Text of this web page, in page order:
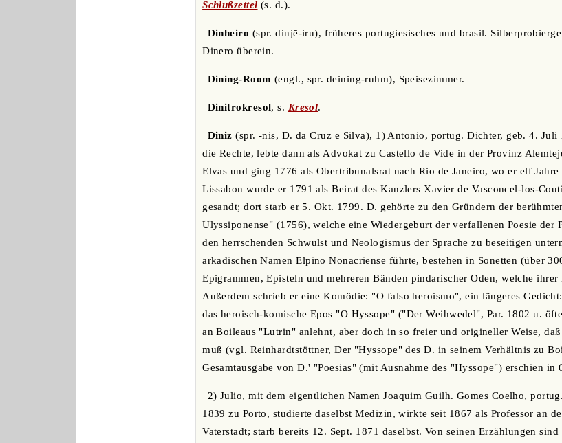
Schlußzettel (s. d.).
Dinheiro (spr. dinjē-iru), früheres portugiesisches und brasil.
Dinero überein.
Dining-Room (engl., spr. deining-ruhm), Speisezimmer.
Dinitrokresol, s. Kresol.
Diniz (spr. -nis, D. da Cruz e Silva), 1) Antonio, portug. Dichter, geb. 4.
die Rechte, lebte dann als Advokat zu Castello de Vide in der Provinz
Elvas und ging 1776 als Obertribunalsrat nach Rio de Janeiro, wo er elf
Lissabon wurde er 1791 als Beirat des Kanzlers Xavier de Vasconcel-los-
gesandt; dort starb er 5. Okt. 1799. D. gehörte zu den Gründern der
Ulyssiponense" (1756), welche eine Wiedergeburt der verfallenen Poesie der
den herrschenden Schwulst und Neologismus der Sprache zu beseitigen
arkadischen Namen Elpino Nonacriense führte, bestehen in Sonetten (über
Epigrammen, Episteln und mehreren Bänden pindarischer Oden, welche
Außerdem schrieb er eine Komödie: "O falso heroismo", ein längeres
das heroisch-komische Epos "O Hyssope" ("Der Weihwedel", Par. 1802 u.
an Boileaus "Lutrin" anlehnt, aber doch in so freier und origineller Weise,
muß (vgl. Reinhardtstöttner, Der "Hyssope" des D. in seinem Verhältnis zu
Gesamtausgabe von D.' "Poesias" (mit Ausnahme des "Hyssope") erschien in
2) Julio, mit dem eigentlichen Namen Joaquim Guilh. Gomes Coelho,
1839 zu Porto, studierte daselbst Medizin, wirkte seit 1867 als Professor an
Vaterstadt; starb bereits 12. Sept. 1871 daselbst. Von seinen Erzählungen